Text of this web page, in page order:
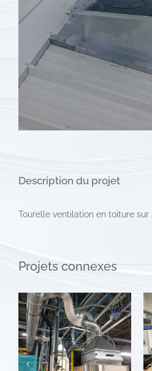
Description du projet
Tourelle ventilation en toiture sur
Projets connexes